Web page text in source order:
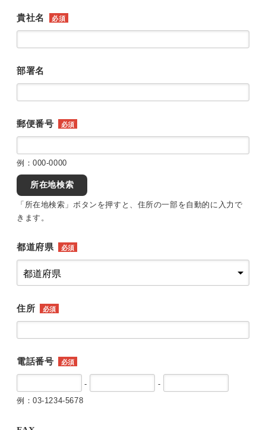
貴社名 必須
部署名
郵便番号 必須
例：000-0000
所在地検索
「所在地検索」ボタンを押すと、住所の一部を自動的に入力で
きます。
都道府県 必須
住所 必須
電話番号 必須
-
-
例：03-1234-5678